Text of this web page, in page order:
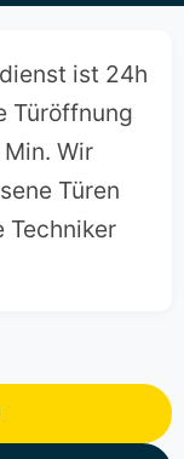
ist 24h
Türöffnung
Wir
Türen
Techniker